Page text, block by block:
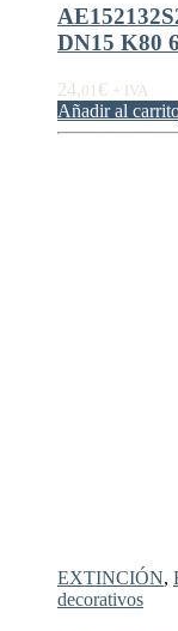
DN15 K80
24,01 € + IVA
Añadir al
EXTINCIÓN,
decorativos